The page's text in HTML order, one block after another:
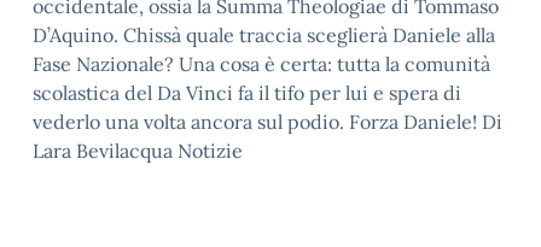
occidentale, ossia la Summa Theologiae di Tommaso
D’Aquino. Chissà quale traccia sceglierà Daniele alla
Fase Nazionale? Una cosa è certa: tutta la comunità
scolastica del Da Vinci fa il tifo per lui e spera di
vederlo una volta ancora sul podio. Forza Daniele! Di
Lara Bevilacqua Notizie